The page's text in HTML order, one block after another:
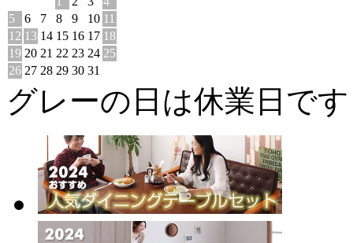
5
6 7 8 9 10 11
12 13 14 15 16 17 18
19 20 21 22 23 24 25
26 27 28 29 30 31
グレーの日は休業日です